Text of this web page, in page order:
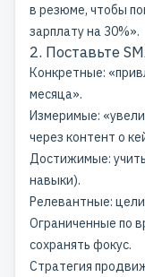
в резюме, чтобы
зарплату на 30%».
2. Поставьте
Конкретные:
месяца».
Измеримые:
через контент о
Достижимые:
навыки).
Релевантные:
Ограниченные по
сохранять фокус.
Стратегия